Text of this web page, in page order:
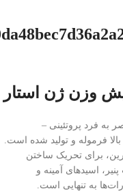
وزن ژن استار
به فرد پروتئینی –
فرموله و تولید شده است.
برای تحریک ساختن
اسیدهای آمینه و
به تنهایی است.